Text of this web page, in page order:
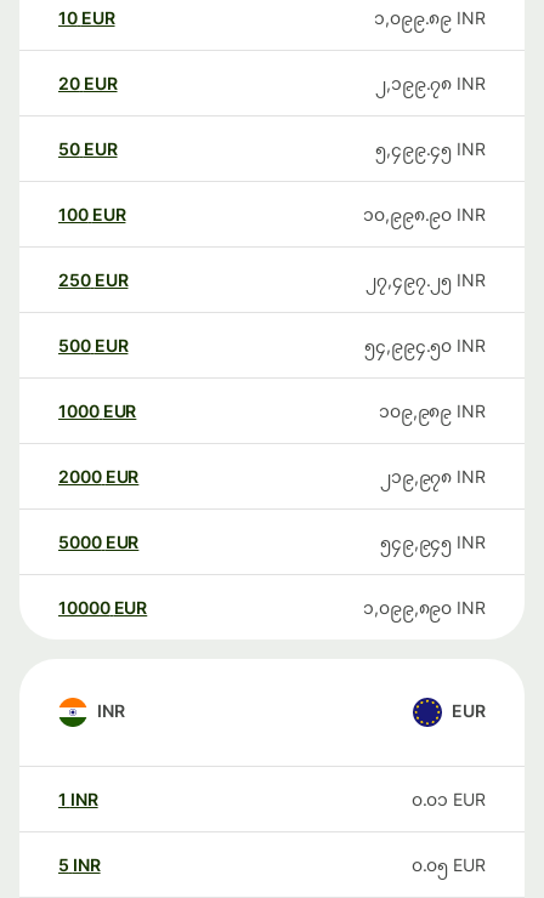
10 EUR ၁,၀၉၉.၈၉ INR
20 EUR ၂,၁၉၉.၇၈ INR
50 EUR ၅,၄၉၉.၄၅ INR
100 EUR ၁၀,၉၉၈.၉၀ INR
250 EUR ၂၇,၄၉၇.၂၅ INR
500 EUR ၅၄,၉၉၄.၅၀ INR
1000 EUR ၁၀၉,၉၈၉ INR
2000 EUR ၂၁၉,၉၇၈ INR
5000 EUR ၅၄၉,၉၄၅ INR
10000 EUR ၁,၀၉၉,၈၉၀ INR
INR EUR
1 INR ၀.၀၁ EUR
5 INR ၀.၀၅ EUR